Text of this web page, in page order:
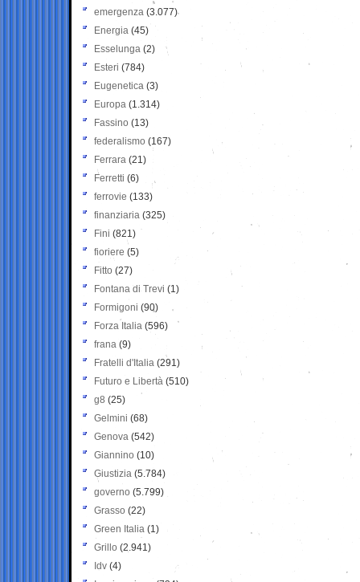
emergenza (3.077)
Energia (45)
Esselunga (2)
Esteri (784)
Eugenetica (3)
Europa (1.314)
Fassino (13)
federalismo (167)
Ferrara (21)
Ferretti (6)
ferrovie (133)
finanziaria (325)
Fini (821)
fioriere (5)
Fitto (27)
Fontana di Trevi (1)
Formigoni (90)
Forza Italia (596)
frana (9)
Fratelli d'Italia (291)
Futuro e Libertà (510)
g8 (25)
Gelmini (68)
Genova (542)
Giannino (10)
Giustizia (5.784)
governo (5.799)
Grasso (22)
Green Italia (1)
Grillo (2.941)
Idv (4)